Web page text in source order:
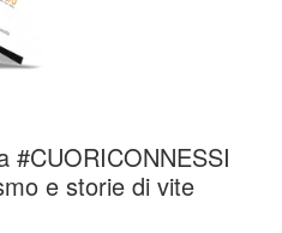
#CUORICONNESSI
e storie di vite